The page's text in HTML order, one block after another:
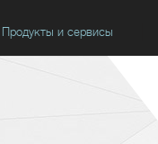
Продукты и сервисы